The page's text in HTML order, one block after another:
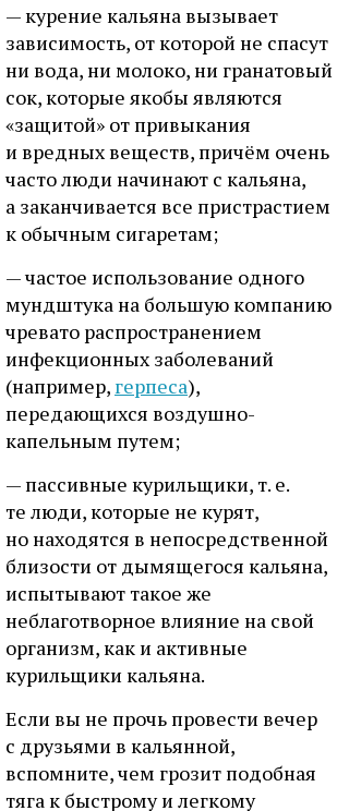
— курение кальяна вызывает
зависимость, от которой не спасут
ни вода, ни молоко, ни гранатовый
сок, которые якобы являются
«защитой» от привыкания
и вредных веществ, причём очень
часто люди начинают с кальяна,
а заканчивается все пристрастием
к обычным сигаретам;
— частое использование одного
мундштука на большую компанию
чревато распространением
инфекционных заболеваний
(например, герпеса),
передающихся воздушно-
капельным путем;
— пассивные курильщики, т. е.
те люди, которые не курят,
но находятся в непосредственной
близости от дымящегося кальяна,
испытывают такое же
неблаготворное влияние на свой
организм, как и активные
курильщики кальяна.
Если вы не прочь провести вечер
с друзьями в кальянной,
вспомните, чем грозит подобная
тяга к быстрому и легкому